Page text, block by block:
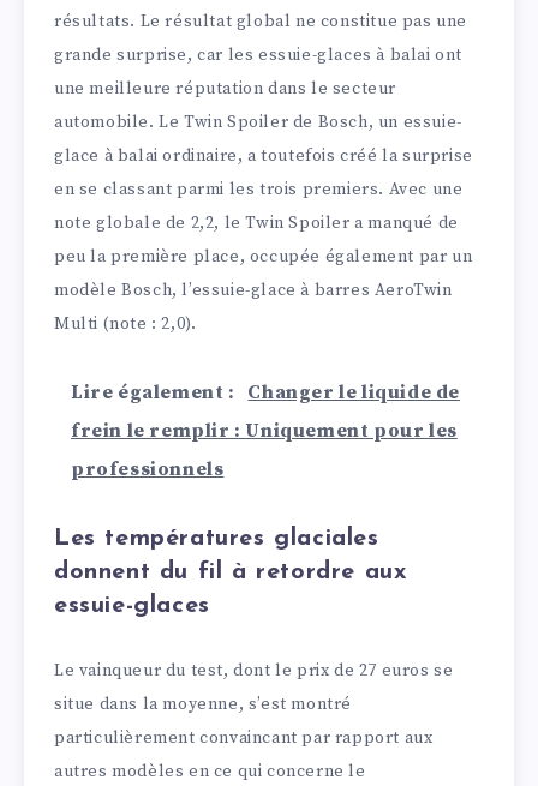
résultats. Le résultat global ne constitue pas une
grande surprise, car les essuie-glaces à balai ont
une meilleure réputation dans le secteur
automobile. Le Twin Spoiler de Bosch, un essuie-
glace à balai ordinaire, a toutefois créé la surprise
en se classant parmi les trois premiers. Avec une
note globale de 2,2, le Twin Spoiler a manqué de
peu la première place, occupée également par un
modèle Bosch, l’essuie-glace à barres AeroTwin
Multi (note : 2,0).
Lire également :
Changer le liquide de
frein le remplir : Uniquement pour les
professionnels
Les températures glaciales
donnent du fil à retordre aux
essuie-glaces
Le vainqueur du test, dont le prix de 27 euros se
situe dans la moyenne, s’est montré
particulièrement convaincant par rapport aux
autres modèles en ce qui concerne le